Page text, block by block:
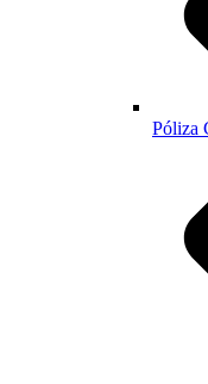
Póliza